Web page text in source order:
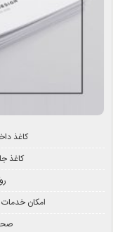
کاغذ داخلی
کاغذ جلد
امکان